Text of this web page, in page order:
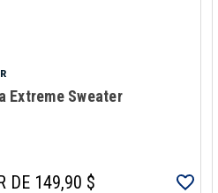
Extreme Sweater
DE 149,90 $